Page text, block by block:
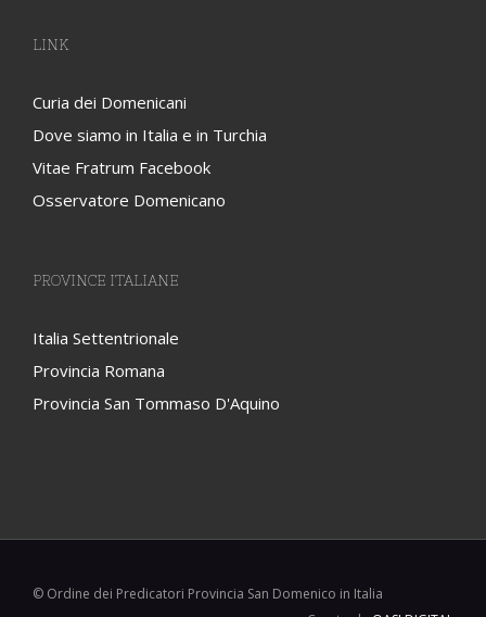
LINK
Curia dei Domenicani
Dove siamo in Italia e in Turchia
Vitae Fratrum Facebook
Osservatore Domenicano
PROVINCE ITALIANE
Italia Settentrionale
Provincia Romana
Provincia San Tommaso D'Aquino
© Ordine dei Predicatori Provincia San Domenico in Italia